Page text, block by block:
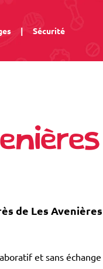
| Sécurité
de Les Avenières
et sans échange